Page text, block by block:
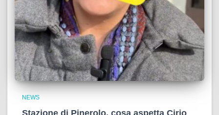
NEWS
Stazione di Pinerolo, cosa aspetta Cirio